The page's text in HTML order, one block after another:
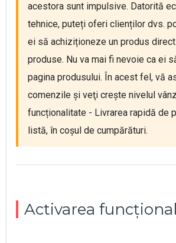
acestora sunt impulsive. Datorită
tehnice, puteți oferi clienților dvs.
ei să achiziționeze un produs
produse. Nu va mai fi nevoie ca ei
pagina produsului. În acest fel, vă
comenzile și veţi crește nivelul
funcționalitate - Livrarea rapidă de
listă, în coșul de cumpărături.
Activarea